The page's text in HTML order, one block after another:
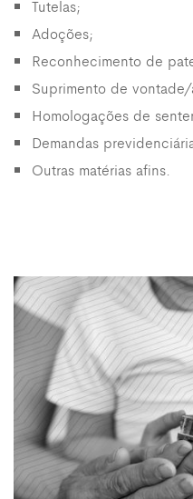
Tutelas;
Adoções;
Reconhecimento de
Suprimento de
Homologações de
Demandas
Outras matérias afins.